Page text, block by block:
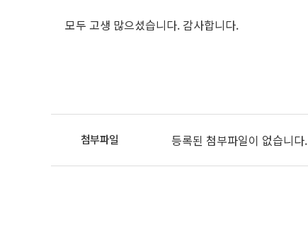
모두 고생 많으셨습니다. 감사합니다.
등록된 첨부파일이 없습니다.